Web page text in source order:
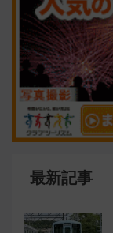
最新記事